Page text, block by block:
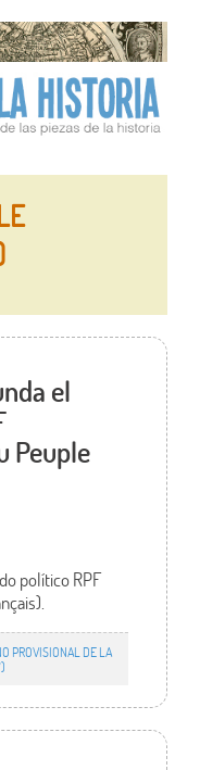
el
Peuple
político RPF
PROVISIONAL DE LA